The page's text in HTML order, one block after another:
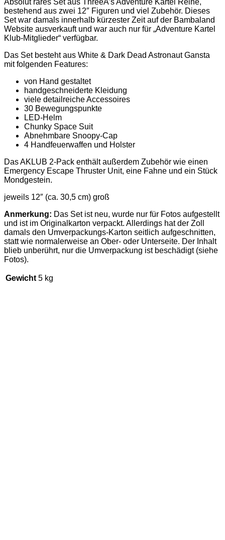
bestehend aus zwei 12″ Figuren und viel Zubehör. Dieses
Set war damals innerhalb kürzester Zeit auf der Bambaland
Website ausverkauft und war auch nur für „Adventure Kartel
Klub-Mitglieder“ verfügbar.
Das Set besteht aus White & Dark Dead Astronaut Gansta
mit folgenden Features:
von Hand gestaltet
handgeschneiderte Kleidung
viele detailreiche Accessoires
30 Bewegungspunkte
LED-Helm
Chunky Space Suit
Abnehmbare Snoopy-Cap
4 Handfeuerwaffen und Holster
Das AKLUB 2-Pack enthält außerdem Zubehör wie einen
Emergency Escape Thruster Unit, eine Fahne und ein Stück
Mondgestein.
jeweils 12″ (ca. 30,5 cm) groß
Anmerkung: Das Set ist neu, wurde nur für Fotos aufgestellt
und ist im Originalkarton verpackt. Allerdings hat der Zoll
damals den Umverpackungs-Karton seitlich aufgeschnitten,
statt wie normalerweise an Ober- oder Unterseite. Der Inhalt
blieb unberührt, nur die Umverpackung ist beschädigt (siehe
Fotos).
Gewicht 5 kg